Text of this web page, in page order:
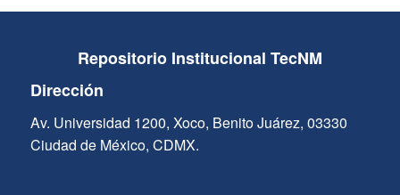
Repositorio Institucional TecNM
Dirección
Av. Universidad 1200, Xoco, Benito Juárez, 03330
Ciudad de México, CDMX.